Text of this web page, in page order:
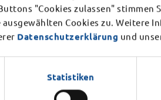
"Cookies zulassen" stimmen
Cookies zu. Weitere
Datenschutzerklärung und
Statistiken
Mittwoch, 12. August 2026